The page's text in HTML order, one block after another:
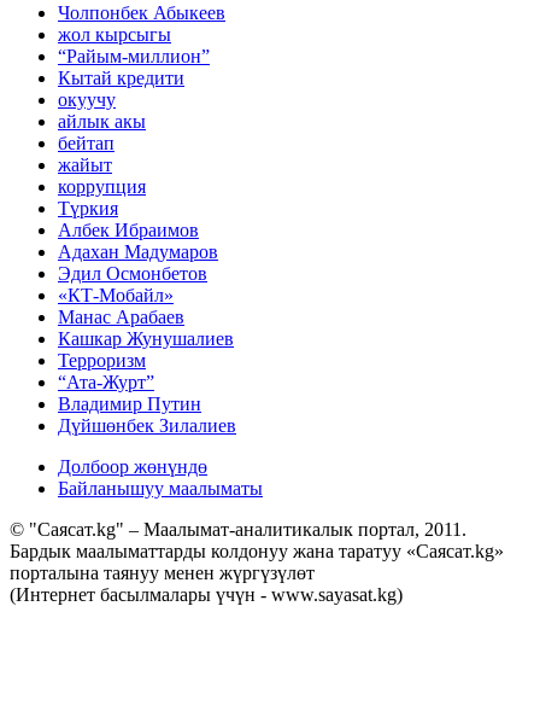
Чолпонбек Абыкеев
жол кырсыгы
“Райым-миллион”
Кытай кредити
окуучу
айлык акы
бейтап
жайыт
коррупция
Түркия
Албек Ибраимов
Адахан Мадумаров
Эдил Осмонбетов
«КТ-Мобайл»
Манас Арабаев
Кашкар Жунушалиев
Терроризм
“Ата-Журт”
Владимир Путин
Дүйшөнбек Зилалиев
Долбоор жөнүндө
Байланышуу маалыматы
© "Саясат.kg" – Маалымат-аналитикалык портал, 2011.
Бардык маалыматтарды колдонуу жана таратуу «Саясат.kg»
порталына таянуу менен жүргүзүлөт
(Интернет басылмалары үчүн - www.sayasat.kg)